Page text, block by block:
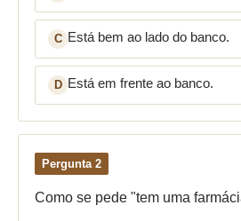
C Está bem ao lado do banco.
D Está em frente ao banco.
Pergunta 2
Como se pede "tem uma